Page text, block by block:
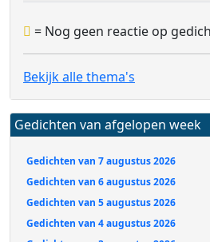
= Nog geen reactie op
Bekijk alle thema's
Gedichten van afgelopen week
Gedichten van 7 augustus 2026
Gedichten van 6 augustus 2026
Gedichten van 5 augustus 2026
Gedichten van 4 augustus 2026